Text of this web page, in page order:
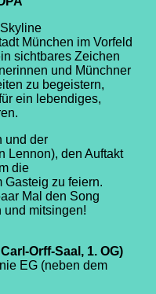
München im Vorfeld
sichtbares Zeichen
und Münchner
zu begeistern,
ein lebendiges,
und der
Lennon), den Auftakt
die
zu feiern.
Mal den Song
und mitsingen!
Orff-Saal, 1. OG)
EG (neben dem